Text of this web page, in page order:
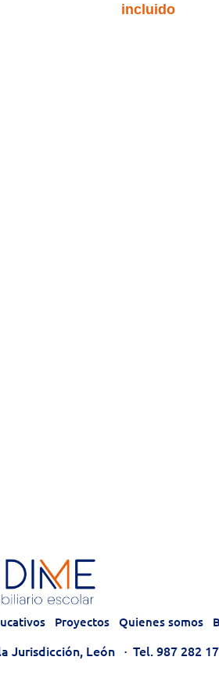
incluido
Proyectos Quienes somos
Jurisdicción, León· Tel. 987 282